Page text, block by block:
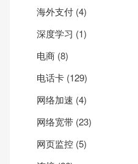
海外支付 (4)
深度学习 (1)
电商 (8)
电话卡 (129)
网络加速 (4)
网络宽带 (23)
网页监控 (5)